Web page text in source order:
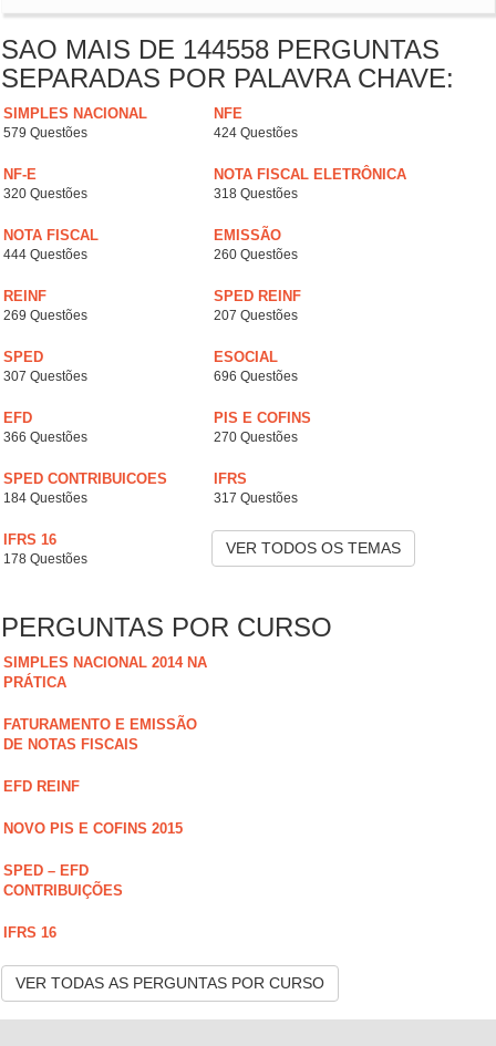
SAO MAIS DE 144558 PERGUNTAS
SEPARADAS POR PALAVRA CHAVE:
SIMPLES NACIONAL
579 Questões
NFE
424 Questões
NF-E
320 Questões
NOTA FISCAL ELETRÔNICA
318 Questões
NOTA FISCAL
444 Questões
EMISSÃO
260 Questões
REINF
269 Questões
SPED REINF
207 Questões
SPED
307 Questões
ESOCIAL
696 Questões
EFD
366 Questões
PIS E COFINS
270 Questões
SPED CONTRIBUICOES
184 Questões
IFRS
317 Questões
IFRS 16
178 Questões
VER TODOS OS TEMAS
PERGUNTAS POR CURSO
SIMPLES NACIONAL 2014 NA
PRÁTICA
FATURAMENTO E EMISSÃO
DE NOTAS FISCAIS
EFD REINF
NOVO PIS E COFINS 2015
SPED – EFD
CONTRIBUIÇÕES
IFRS 16
VER TODAS AS PERGUNTAS POR CURSO